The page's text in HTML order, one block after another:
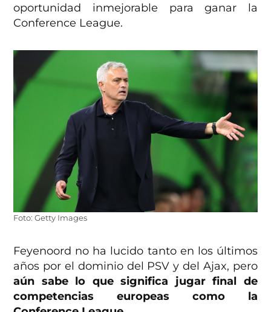
oportunidad inmejorable para ganar la
Conference League.
Foto: Getty Images
Feyenoord no ha lucido tanto en los últimos
años por el dominio del PSV y del Ajax, pero
aún sabe lo que significa jugar final de
competencias europeas como la